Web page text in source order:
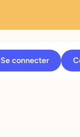
Se connecter